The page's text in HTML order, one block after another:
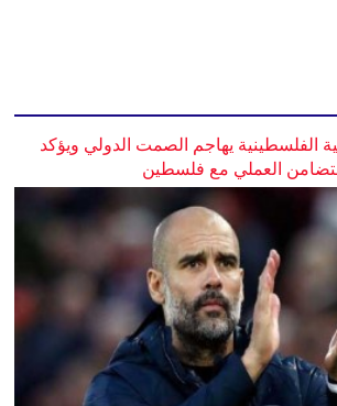
الفلسطينية يهاجم الصمت الدولي ويؤكد
العملي مع فلسطين